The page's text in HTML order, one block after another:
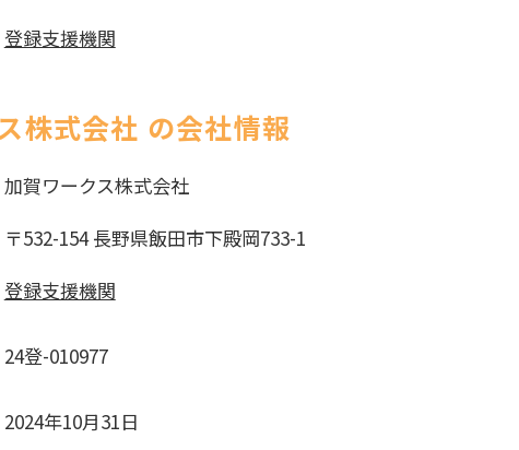
登録支援機関
株式会社 の会社情報
加賀ワークス株式会社
〒532-154 長野県飯田市下殿岡733-1
登録支援機関
24登-010977
2024年10月31日